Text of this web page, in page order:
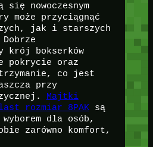
nowoczesnym
może przyciągnąć
jak i starszych
krój bokserków
pokrycie oraz
co jest
przy
Majtki
rozmiar 8PAKsą
dla osób,
zarówno komfort,